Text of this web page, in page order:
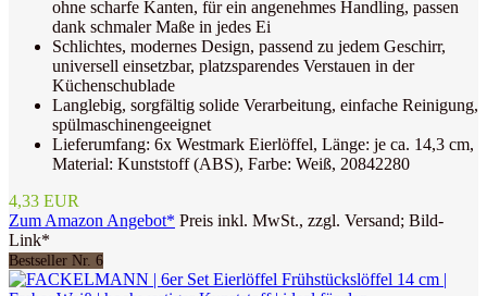
ohne scharfe Kanten, für ein angenehmes Handling, passen
dank schmaler Maße in jedes Ei
Schlichtes, modernes Design, passend zu jedem Geschirr,
universell einsetzbar, platzsparendes Verstauen in der
Küchenschublade
Langlebig, sorgfältig solide Verarbeitung, einfache Reinigung,
spülmaschinengeeignet
Lieferumfang: 6x Westmark Eierlöffel, Länge: je ca. 14,3 cm,
Material: Kunststoff (ABS), Farbe: Weiß, 20842280
4,33 EUR
Zum Amazon Angebot* Preis inkl. MwSt., zzgl. Versand; Bild-
Link*
Bestseller Nr. 6